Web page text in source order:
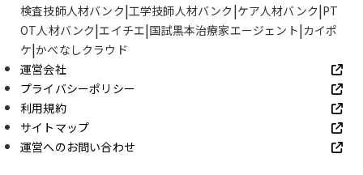
検査技師人材バンク 工学技師人材バンク ケア人材バンク PT
OT人材バンク エイチエ 国試黒本治療家エージェント カイポ
ケ かべなしクラウド
運営会社
プライバシーポリシー
利用規約
サイトマップ
運営へのお問い合わせ